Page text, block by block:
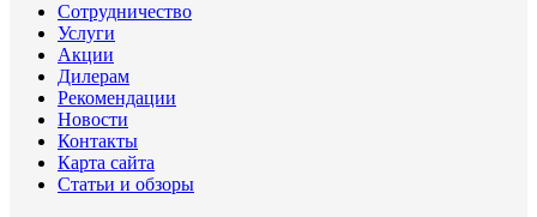
Сотрудничество
Услуги
Акции
Дилерам
Рекомендации
Новости
Контакты
Карта сайта
Статьи и обзоры